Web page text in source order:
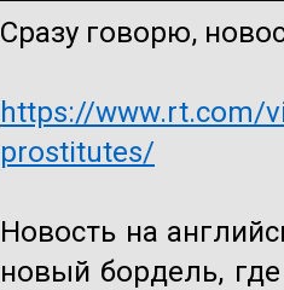
Сразу говорю,
https://www.rt.com/
prostitutes/
Новость на
новый бордель,